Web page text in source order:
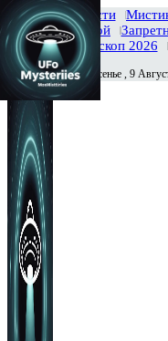
Главная Новости
Тайны вселенной
История
Гороскоп 2026
Сегодня Воскресенье , 9